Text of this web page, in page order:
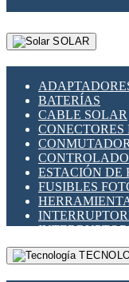
SOLAR
BATERÍAS
CABLE SOLAR
ESTACIÓN DE
FUSIBLES
MONTAJE